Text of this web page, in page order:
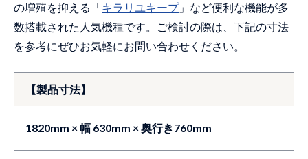
の増殖を抑える「キラリユキープ」など便利な機能が多
数搭載された人気機種です。ご検討の際は、下記の寸法
を参考にぜひお気軽にお問い合わせください。
【製品寸法】
1820mm × 幅 630mm × 奥行き760mm